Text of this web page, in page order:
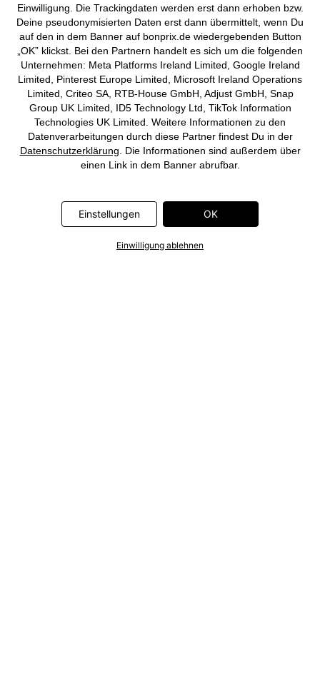
Deutsch Français
Einwilligung. Die Trackingdaten werden erst dann erhoben bzw.
Deine pseudonymisierten Daten erst dann übermittelt, wenn Du
auf den in dem Banner auf bonprix.de wiedergebenden Button
„OK” klickst. Bei den Partnern handelt es sich um die folgenden
Unternehmen: Meta Platforms Ireland Limited, Google Ireland
Limited, Pinterest Europe Limited, Microsoft Ireland Operations
Limited, Criteo SA, RTB-House GmbH, Adjust GmbH, Snap
Group UK Limited, ID5 Technology Ltd, TikTok Information
Technologies UK Limited. Weitere Informationen zu den
Datenverarbeitungen durch diese Partner findest Du in der
Datenschutzerklärung . Die Informationen sind außerdem über
einen Link in dem Banner abrufbar.
Einstellungen OK
Einwilligung ablehnen